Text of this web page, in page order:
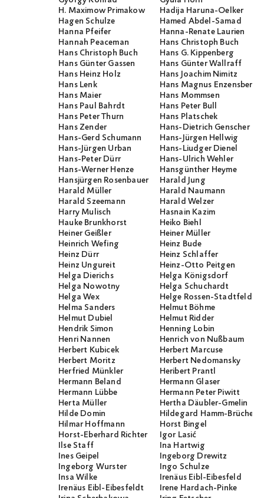
H. Maximow Primakow
Hadija Haruna-Oelker
Hagen Schulze
Hamed Abdel-Samad
Hanna Pfeifer
Hanna-Renate Laurien
Hannah Peaceman
Hans Christoph Buch
Hans Christoph Buch
Hans G. Kippenberg
Hans Günter Gassen
Hans Günter Wallraff
Hans Heinz Holz
Hans Joachim Nimitz
Hans Lenk
Hans Magnus
Hans Maier
Hans Mommsen
Hans Paul Bahrdt
Hans Peter Bull
Hans Peter Thurn
Hans Platschek
Hans Zender
Hans-Dietrich Genscher
Hans-Gerd Schumann
Hans-Jürgen Hellwig
Hans-Jürgen Urban
Hans-Liudger Dienel
Hans-Peter Dürr
Hans-Ulrich Wehler
Hans-Werner Henze
Hansgünther Heyme
Hansjürgen Rosenbauer
Harald Jung
Harald Müller
Harald Naumann
Harald Szeemann
Harald Welzer
Harry Mulisch
Hasnain Kazim
Hauke Brunkhorst
Heiko Biehl
Heiner Geißler
Heiner Müller
Heinrich Wefing
Heinz Bude
Heinz Dürr
Heinz Schlaffer
Heinz Ungureit
Heinz-Otto Peitgen
Helga Dierichs
Helga Königsdorf
Helga Nowotny
Helga Schuchardt
Helga Wex
Helge Rossen-Stadtfeld
Helma Sanders
Helmut Böhme
Helmut Dubiel
Helmut Ridder
Hendrik Simon
Henning Lobin
Henri Nannen
Henrich von Nußbaum
Herbert Kubicek
Herbert Marcuse
Herbert Moritz
Herbert Nedomansky
Herfried Münkler
Heribert Prantl
Hermann Beland
Hermann Glaser
Hermann Lübbe
Hermann Peter Piwitt
Herta Müller
Hertha Däubler-Gmelin
Hilde Domin
Hildegard Hamm-Brücher
Hilmar Hoffmann
Horst Bingel
Horst-Eberhard Richter
Igor Lasić
Ilse Staff
Ina Hartwig
Ines Geipel
Ingeborg Drewitz
Ingeborg Wurster
Ingo Schulze
Insa Wilke
Irenäus Eibl-Eibesfeld
Irenäus Eibl-Eibesfeldt
Irene Hardach-Pinke